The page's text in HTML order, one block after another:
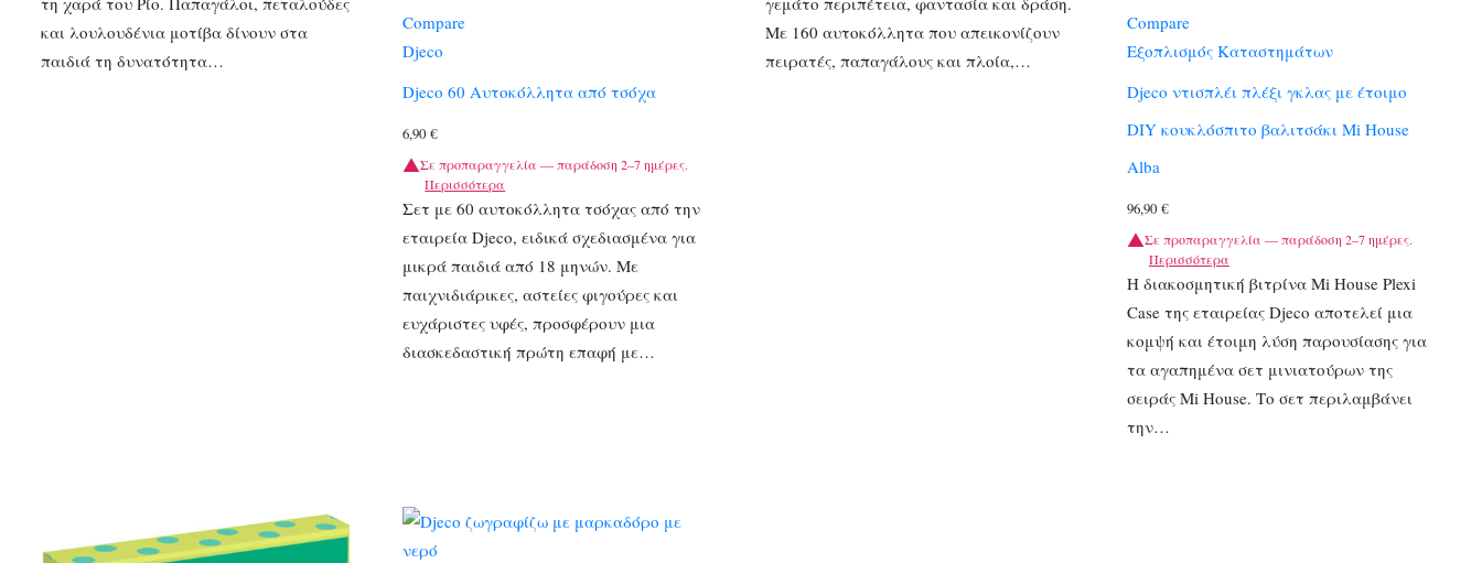
και λουλουδένια μοτίβα δίνουν στα
παιδιά τη δυνατότητα…
Compare
Djeco
Djeco 60 Αυτοκόλλητα από τσόχα
6,90€
Σε προπαραγγελία — παράδοση 2–7 ημέρες.
Περισσότερα
Σετ με 60 αυτοκόλλητα τσόχας από την
εταιρεία Djeco, ειδικά σχεδιασμένα για
μικρά παιδιά από 18 μηνών. Με
παιχνιδιάρικες, αστείες φιγούρες και
ευχάριστες υφές, προσφέρουν μια
διασκεδαστική πρώτη επαφή με…
Με 160 αυτοκόλλητα που απεικονίζουν
πειρατές, παπαγάλους και πλοία,…
Compare
Εξοπλισμός Καταστημάτων
Djeco ντισπλέι πλέξι γκλας με έτοιμο
DIY κουκλόσπιτο βαλιτσάκι Mi House
Alba
96,90 €
Σε προπαραγγελία — παράδοση 2–7 ημέρες.
Περισσότερα
Η διακοσμητική βιτρίνα Mi House Plexi
Case της εταιρείας Djeco αποτελεί μια
κομψή και έτοιμη λύση παρουσίασης για
τα αγαπημένα σετ μινιατούρων της
σειράς Mi House. Το σετ περιλαμβάνει
την…